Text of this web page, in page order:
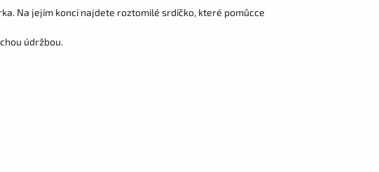
Na jejím konci najdete roztomilé srdíčko, které pomůcce
údržbou.